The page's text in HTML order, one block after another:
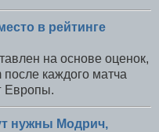
в рейтинге
на основе оценок,
каждого матча
Европы.
нужны Модрич,